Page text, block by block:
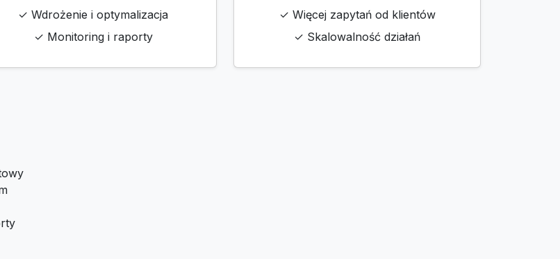
✓ Wdrożenie i optymalizacja
✓ Monitoring i raporty
✓ Więcej zapytań od klientów
✓ Skalowalność działań